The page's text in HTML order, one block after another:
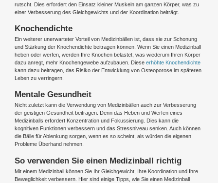
rutscht. Dies erfordert den Einsatz kleiner Muskeln am ganzen Körper, was zu
einer Verbesserung des Gleichgewichts und der Koordination beiträgt.
Knochendichte
Ein weiterer unerwarteter Vorteil von Medizinbällen ist, dass sie zur Schonung
und Stärkung der Knochendichte beitragen können. Wenn Sie einen Medizinball
heben oder werfen, werden Ihre Knochen belastet, was wiederum Ihren Körper
dazu anregt, mehr Knochengewebe aufzubauen. Diese erhöhte Knochendichte
kann dazu beitragen, das Risiko der Entwicklung von Osteoporose im späteren
Leben zu verringern.
Mentale Gesundheit
Nicht zuletzt kann die Verwendung von Medizinbällen auch zur Verbesserung
der geistigen Gesundheit beitragen. Denn das Heben und Werfen eines
Medizinballs erfordert Konzentration und Fokussierung. Dies kann die
kognitiven Funktionen verbessern und das Stressniveau senken. Auch können
die Bälle für Ablenkung sorgen, wenn es so scheint, als würden die eigenen
Probleme Überhand nehmen.
So verwenden Sie einen Medizinball richtig
Mit einem Medizinball können Sie Ihr Gleichgewicht, Ihre Koordination und Ihre
Beweglichkeit verbessern. Hier sind einige Tipps, wie Sie einen Medizinball